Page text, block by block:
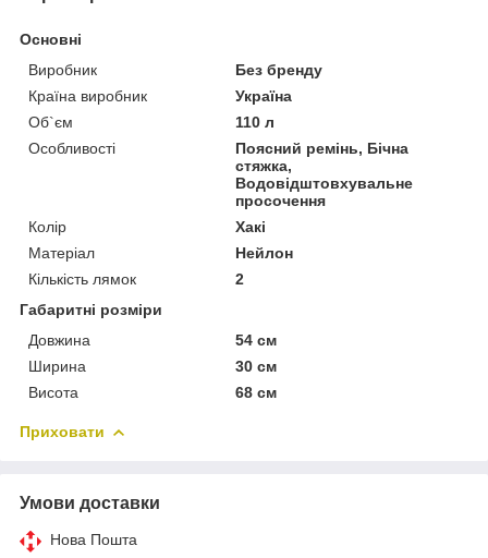
Основні
Виробник
Без бренду
Країна виробник
Україна
Об`єм
110 л
Особливості
Поясний ремінь, Бічна
стяжка,
Водовідштовхувальне
просочення
Колір
Хакі
Матеріал
Нейлон
Кількість лямок
2
Габаритні розміри
Довжина
54 см
Ширина
30 см
Висота
68 см
Приховати
Умови доставки
Нова Пошта